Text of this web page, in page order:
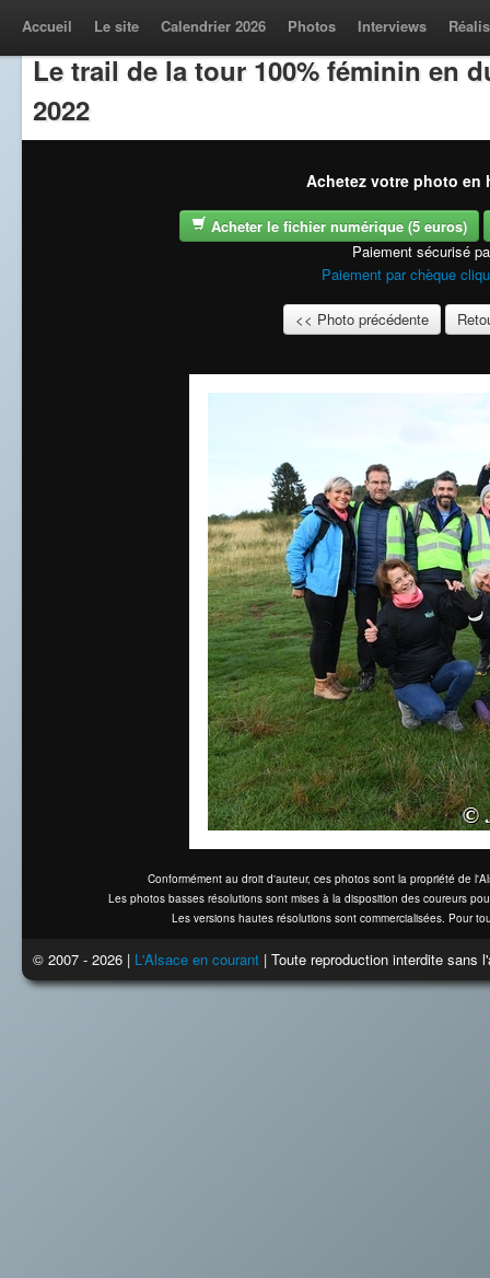
Accueil Le site Calendrier 2026 Photos Interviews
Le trail de la tour 100% féminin en
2022
Achetez votre photo en
Acheter le fichier numérique (5 euros)
Paiement sécurisé
Paiement par chèque
<< Photo précédente
Conformément au droit d'auteur, ces photos sont la propriété de
Les photos basses résolutions sont mises à la disposition des coureurs
Les versions hautes résolutions sont commercialisées. Pour
© 2007 - 2026 | L'Alsace en courant | Toute reproduction interdite sans